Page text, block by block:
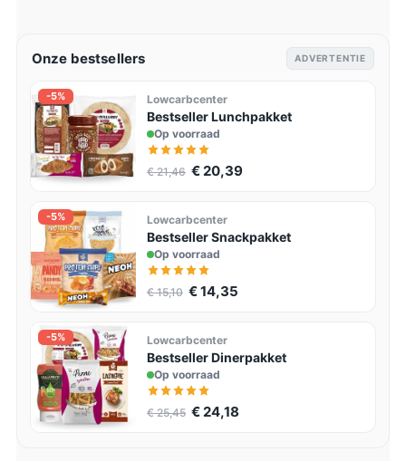
Onze bestsellers ADVERTENTIE
-5% Lowcarbcenter
Bestseller Lunchpakket
Op voorraad
€ 21,46 € 20,39
-5% Lowcarbcenter
Bestseller Snackpakket
Op voorraad
€ 15,10 € 14,35
-5% Lowcarbcenter
Bestseller Dinerpakket
Op voorraad
€ 25,45 € 24,18